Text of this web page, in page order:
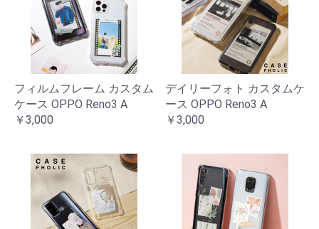
フィルムフレーム カスタム
ケース OPPO Reno3 A
￥3,000
デイリーフォト カスタムケ
ース OPPO Reno3 A
￥3,000